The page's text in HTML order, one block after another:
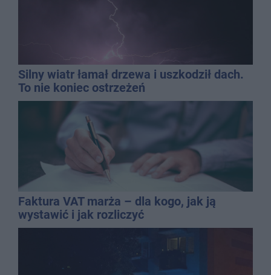
Silny wiatr łamał drzewa i uszkodził dach.
To nie koniec ostrzeżeń
Faktura VAT marża – dla kogo, jak ją
wystawić i jak rozliczyć